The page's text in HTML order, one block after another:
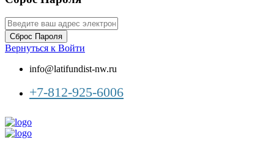
Сброс Пароля
Вернуться к Войти
info@latifundist-nw.ru
+7-812-925-6006